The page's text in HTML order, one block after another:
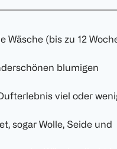
Wäsche (bis zu 12
blumigen
viel oder
sogar Wolle, Seide und